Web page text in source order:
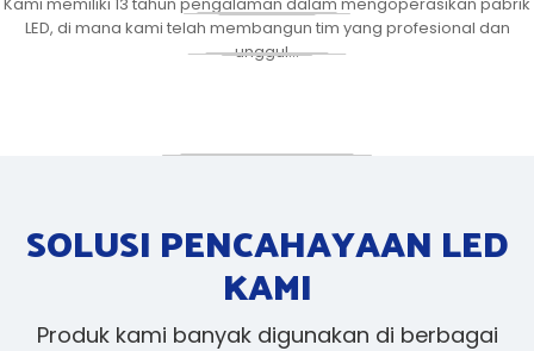
LED, di mana kami telah membangun tim yang profesional dan
unggul...
SOLUSI PENCAHAYAAN LED
KAMI
Produk kami banyak digunakan di berbagai